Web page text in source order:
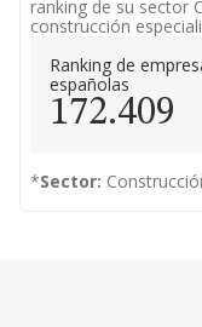
ranking de su sector
construcción
Ranking de
españolas
172.409
*Sector: